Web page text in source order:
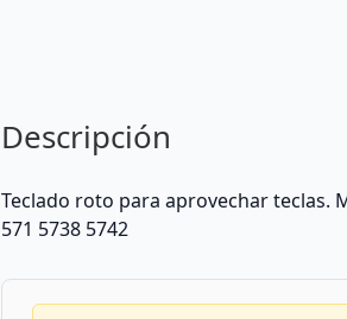
Descripción
Teclado roto para aprovechar teclas.
571 5738 5742